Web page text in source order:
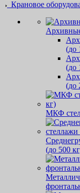
Крановое
(до
(до
(до
МКФ
(до 500